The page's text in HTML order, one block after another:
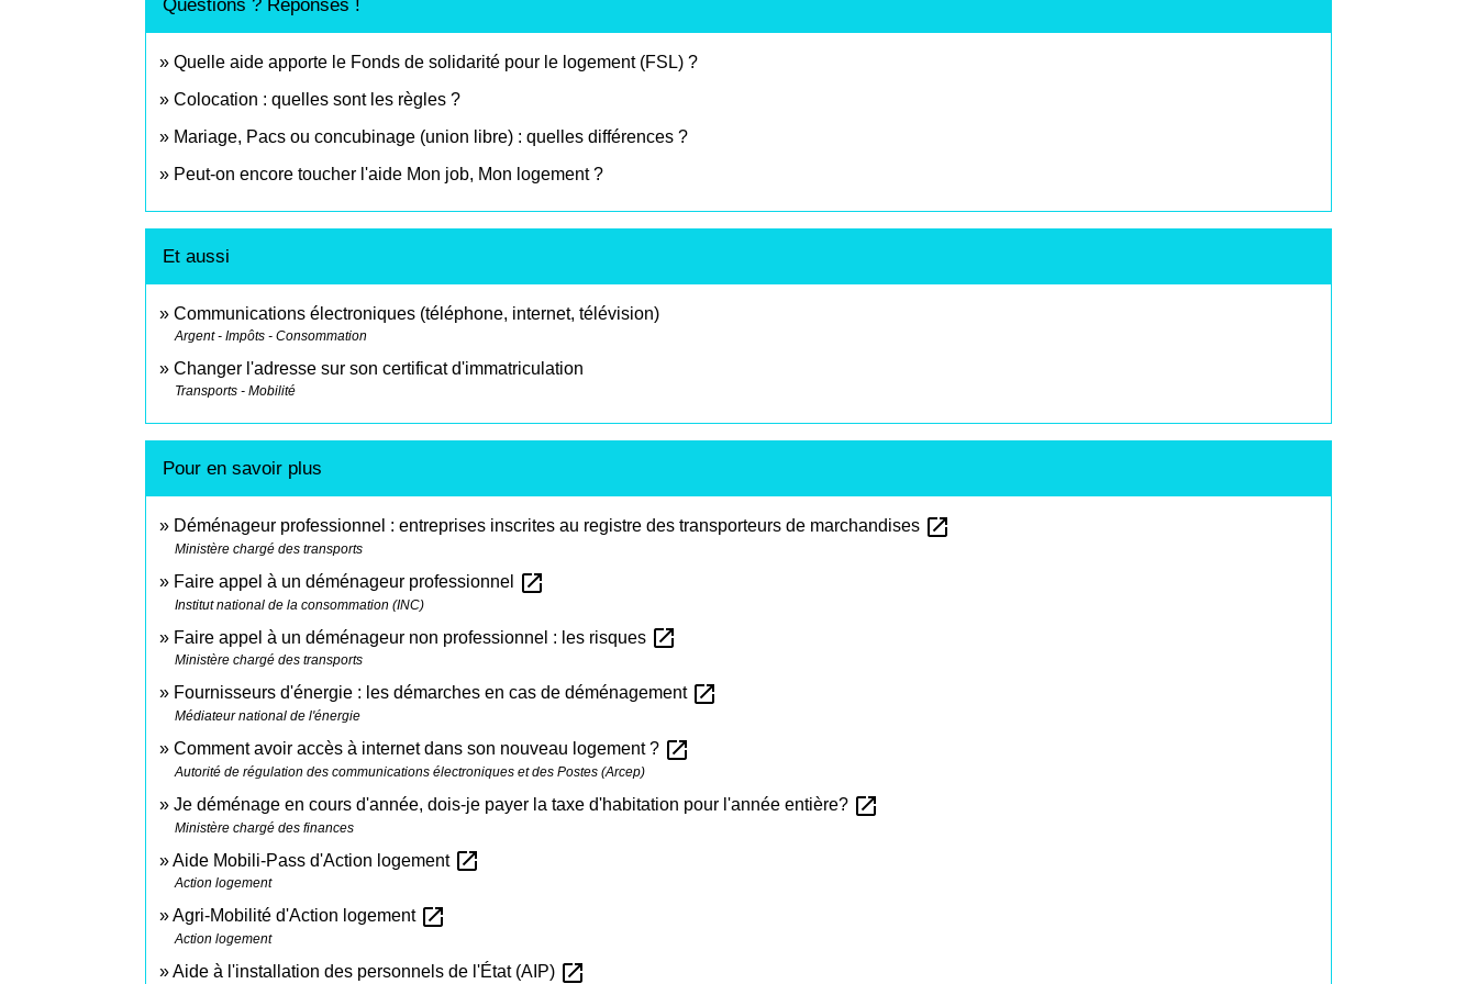
Questions ? Réponses !
Quelle aide apporte le Fonds de solidarité pour le logement (FSL) ?
Colocation : quelles sont les règles ?
Mariage, Pacs ou concubinage (union libre) : quelles différences ?
Peut-on encore toucher l'aide Mon job, Mon logement ?
Et aussi
Communications électroniques (téléphone, internet, télévision)
Argent - Impôts - Consommation
Changer l'adresse sur son certificat d'immatriculation
Transports - Mobilité
Pour en savoir plus
Déménageur professionnel : entreprises inscrites au registre des transporteurs de marchandises open_in_new
Ministère chargé des transports
Faire appel à un déménageur professionnel open_in_new
Institut national de la consommation (INC)
Faire appel à un déménageur non professionnel : les risques open_in_new
Ministère chargé des transports
Fournisseurs d'énergie : les démarches en cas de déménagement open_in_new
Médiateur national de l'énergie
Comment avoir accès à internet dans son nouveau logement ? open_in_new
Autorité de régulation des communications électroniques et des Postes (Arcep)
Je déménage en cours d'année, dois-je payer la taxe d'habitation pour l'année entière? open_in_new
Ministère chargé des finances
Aide Mobili-Pass d'Action logement open_in_new
Action logement
Agri-Mobilité d'Action logement open_in_new
Action logement
Aide à l'installation des personnels de l'État (AIP) open_in_new